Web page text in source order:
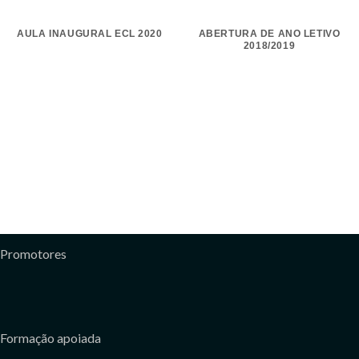
AULA INAUGURAL ECL 2020
ABERTURA DE ANO LETIVO
2018/2019
Promotores
Formação apoiada